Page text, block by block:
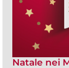
Natale nei